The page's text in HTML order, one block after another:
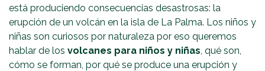
está produciendo consecuencias desastrosas: la
erupción de un volcán en la isla de La Palma. Los niños y
niñas son curiosos por naturaleza por eso queremos
hablar de los volcanes para niños y niñas , qué son,
cómo se forman, por qué se produce una erupción y